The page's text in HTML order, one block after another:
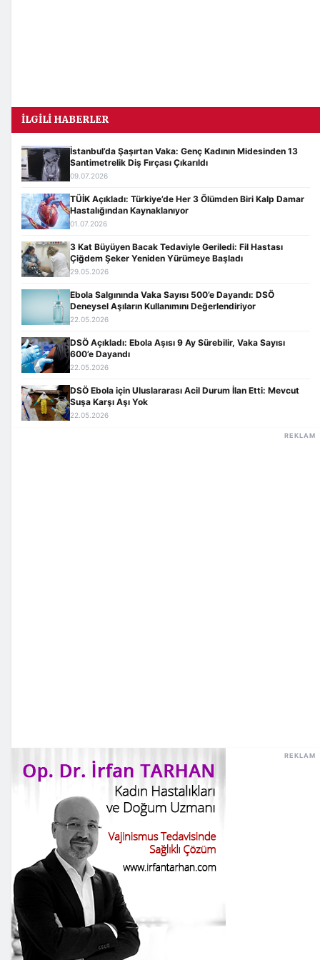
İLGILI HABERLER
İstanbul’da Şaşırtan Vaka: Genç Kadının Midesinden 13
Santimetrelik Diş Fırçası Çıkarıldı
09.07.2026
TÜİK Açıkladı: Türkiye’de Her 3 Ölümden Biri Kalp Damar
Hastalığından Kaynaklanıyor
01.07.2026
3 Kat Büyüyen Bacak Tedaviyle Geriledi: Fil Hastası
Çiğdem Şeker Yeniden Yürümeye Başladı
29.05.2026
Ebola Salgınında Vaka Sayısı 500’e Dayandı: DSÖ
Deneysel Aşıların Kullanımını Değerlendiriyor
22.05.2026
DSÖ Açıkladı: Ebola Aşısı 9 Ay Sürebilir, Vaka Sayısı
600’e Dayandı
22.05.2026
DSÖ Ebola için Uluslararası Acil Durum İlan Etti: Mevcut
Suşa Karşı Aşı Yok
22.05.2026
REKLAM
REKLAM